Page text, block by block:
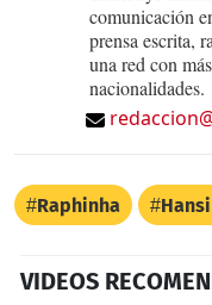
comunicación
prensa escrita,
una red con
nacionalidades.
Raphinha
VIDEOS